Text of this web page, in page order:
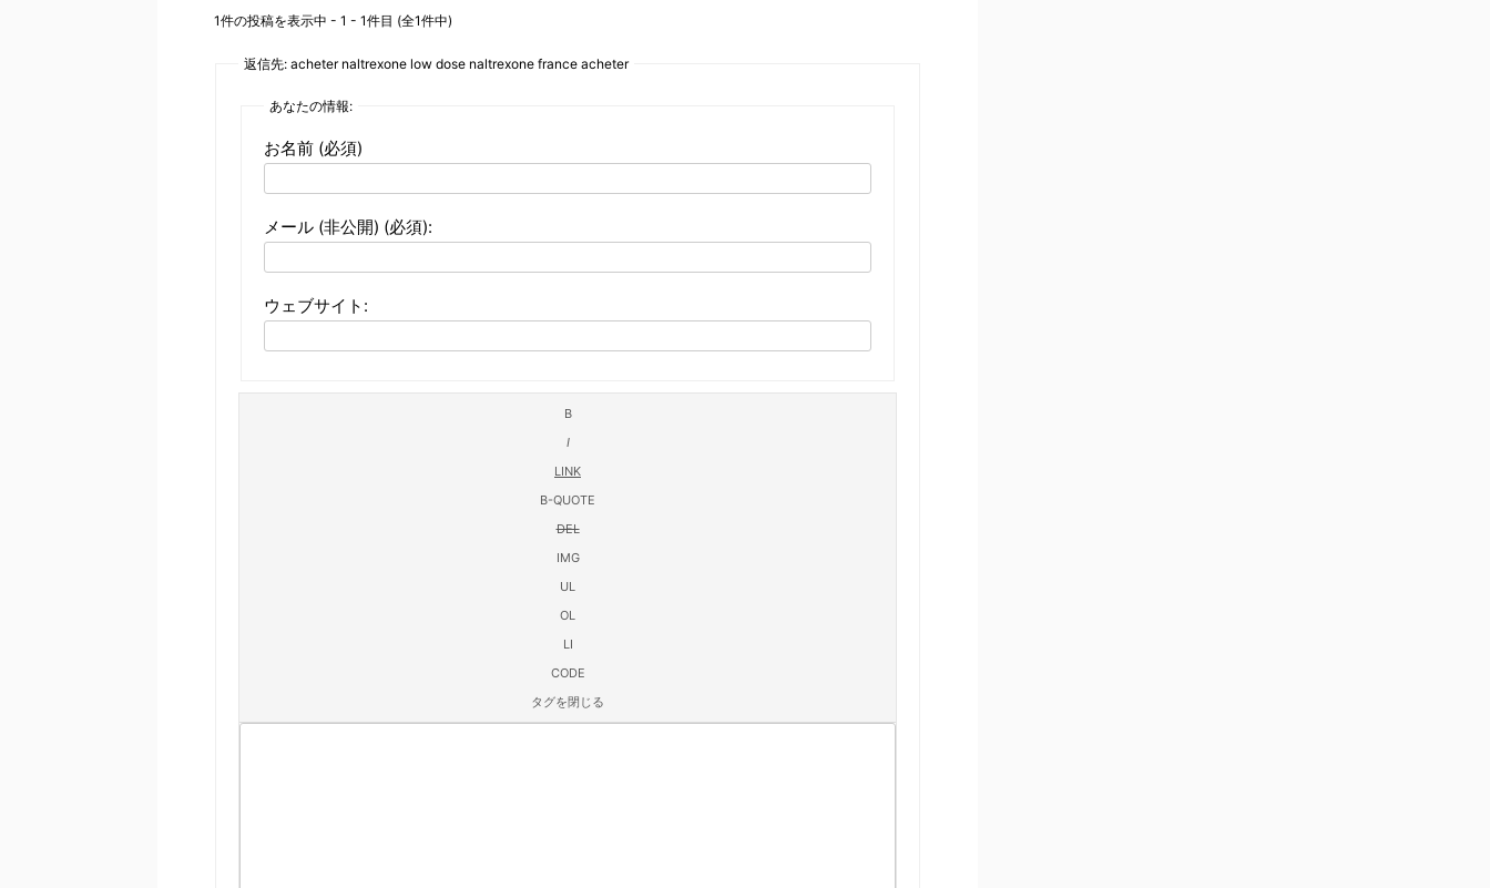
1件の投稿を表示中 - 1 - 1件目 (全1件中)
返信先: acheter naltrexone low dose naltrexone france acheter
あなたの情報:
お名前 (必須)
メール (非公開) (必須):
ウェブサイト: